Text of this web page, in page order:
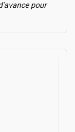
pour